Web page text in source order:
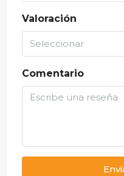
Valoración
Seleccionar
Comentario